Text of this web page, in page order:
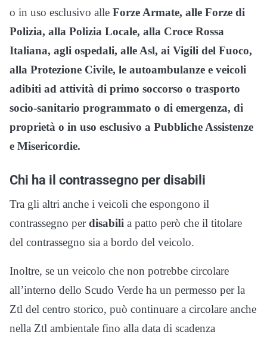
o in uso esclusivo alle Forze Armate, alle Forze di
Polizia, alla Polizia Locale, alla Croce Rossa
Italiana, agli ospedali, alle Asl, ai Vigili del Fuoco,
alla Protezione Civile, le autoambulanze e veicoli
adibiti ad attività di primo soccorso o trasporto
socio-sanitario programmato o di emergenza, di
proprietà o in uso esclusivo a Pubbliche Assistenze
e Misericordie.
Chi ha il contrassegno per disabili
Tra gli altri anche i veicoli che espongono il
contrassegno perdisabili a patto però che il titolare
del contrassegno sia a bordo del veicolo.
Inoltre, se un veicolo che non potrebbe circolare
all’interno dello Scudo Verde ha un permesso per la
Ztl del centro storico, può continuare a circolare anche
nella Ztl ambientale fino alla data di scadenza